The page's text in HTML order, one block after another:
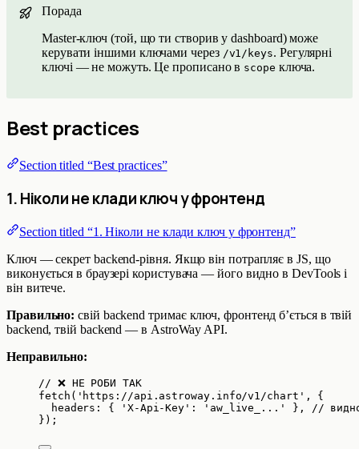
Порада
Master-ключ (той, що ти створив у dashboard) може
керувати іншими ключами через /v1/keys. Регулярні
ключі — не можуть. Це прописано в scope ключа.
Best practices
Section titled “Best practices”
1. Ніколи не клади ключ у фронтенд
Section titled “1. Ніколи не клади ключ у фронтенд”
Ключ — секрет backend-рівня. Якщо він потрапляє в JS, що
виконується в браузері користувача — його видно в DevTools і
він витече.
Правильно: свій backend тримає ключ, фронтенд б’ється в твій
backend, твій backend — в AstroWay API.
Неправильно:
// ❌ НЕ РОБИ ТАК
fetch ( ' https://api.astroway.info/v1/chart ' , {
headers: {
' X-Api-Key ' : ' aw_live_... ' }, //
});